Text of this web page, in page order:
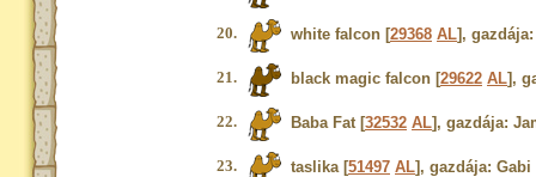
20. white falcon [29368 AL],
21. black magic falcon [29622 AL],
22. Baba Fat [32532 AL], gazdája:
23. taslika [51497 AL], gazdája: Gabi